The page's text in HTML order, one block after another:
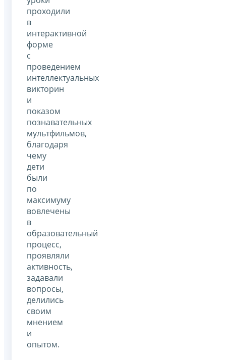
проходили
в
интерактивной
форме
с
проведением
интеллектуальных
викторин
и
показом
познавательных
мультфильмов,
благодаря
чему
дети
были
по
максимуму
вовлечены
в
образовательный
процесс,
проявляли
активность,
задавали
вопросы,
делились
своим
мнением
и
опытом.